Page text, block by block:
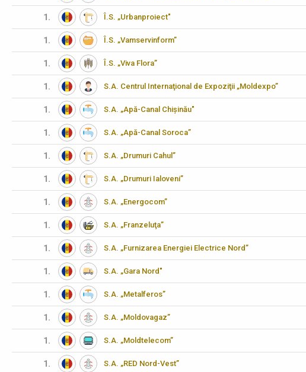
1. Î.S. „Urbanproiect"
1. Î.S. „Vamservinform”
1. Î.S. „Viva Flora”
1. S.A. Centrul Internaţional de Expoziţii „Moldexpo”
1. S.A. „Apă-Canal Chișinău"
1. S.A. „Apă-Canal Soroca”
1. S.A. „Drumuri Cahul”
1. S.A. „Drumuri Ialoveni”
1. S.A. „Energocom”
1. S.A. „Franzeluţa”
1. S.A. „Furnizarea Energiei Electrice Nord”
1. S.A. „Gara Nord"
1. S.A. „Metalferos”
1. S.A. „Moldovagaz”
1. S.A. „Moldtelecom”
1. S.A. „RED Nord-Vest”